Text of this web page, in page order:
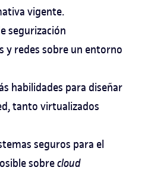
vigente.
segurización
y redes sobre un entorno
habilidades para diseñar
tanto virtualizados
seguros para el
sobrecloud